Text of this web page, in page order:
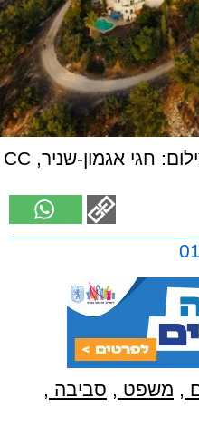
המעטפת סביב מבשרת (צילום: חגי אגמון-שניר, CC
, משפט , סביבה ,